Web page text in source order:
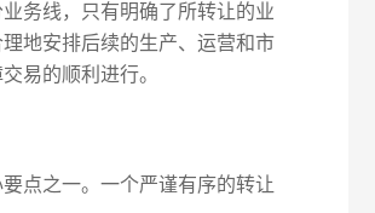
务线，只有明确了所转让的业
地安排后续的生产、运营和市
易的顺利进行。
点之一。一个严谨有序的转让